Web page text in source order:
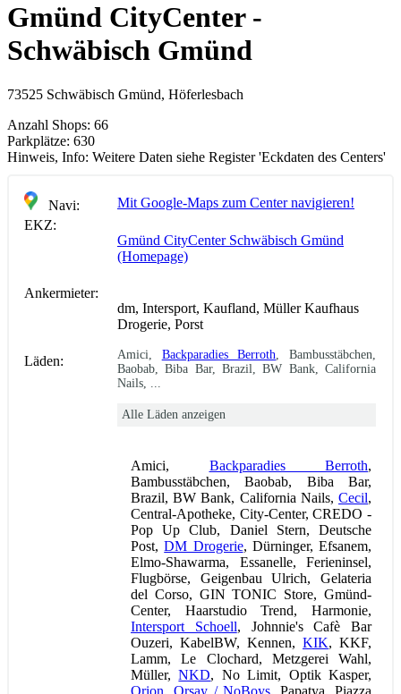
Gmünd CityCenter -
Schwäbisch Gmünd
73525 Schwäbisch Gmünd, Höferlesbach
Anzahl Shops: 66
Parkplätze: 630
Hinweis, Info: Weitere Daten siehe Register 'Eckdaten des Centers'
Navi:
Mit Google-Maps zum Center navigieren!
EKZ:
Gmünd CityCenter Schwäbisch Gmünd
(Homepage)
Ankermieter:
dm, Intersport, Kaufland, Müller Kaufhaus
Drogerie, Porst
Läden: Amici, Backparadies Berroth , Bambusstäbchen,
Baobab, Biba Bar, Brazil, BW Bank, California
Nails, ...
Alle Läden anzeigen
Amici, Backparadies Berroth,
Bambusstäbchen, Baobab, Biba Bar,
Brazil, BW Bank, California Nails, Cecil,
Central-Apotheke, City-Center, CREDO -
Pop Up Club, Daniel Stern, Deutsche
Post,DM Drogerie, Dürninger, Efsanem,
Elmo-Shawarma, Essanelle, Ferieninsel,
Flugbörse, Geigenbau Ulrich, Gelateria
del Corso, GIN TONIC Store, Gmünd-
Center, Haarstudio Trend, Harmonie,
Intersport Schoell, Johnnie's Cafè Bar
Ouzeri, KabelBW, Kennen, KIK, KKF,
Lamm, Le Clochard, Metzgerei Wahl,
Müller,NKD, No Limit, Optik Kasper,
Orion, Orsay / NoBoys, Papatya, Piazza